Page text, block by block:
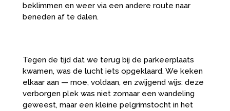
beklimmen en weer via een andere route naar
beneden af te dalen.
Tegen de tijd dat we terug bij de parkeerplaats
kwamen, was de lucht iets opgeklaard. We keken
elkaar aan — moe, voldaan, en zwijgend wijs: deze
verborgen plek was niet zomaar een wandeling
geweest, maar een kleine pelgrimstocht in het